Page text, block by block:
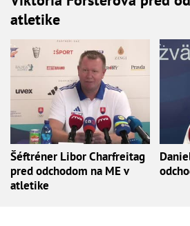
atletike
Šéftréner Libor Charfreitag
pred odchodom na ME v
atletike